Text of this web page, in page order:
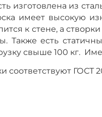
изготовлена из
имеет высокую
к стене, а
Также есть
свыше 100 кг.
соответствуют